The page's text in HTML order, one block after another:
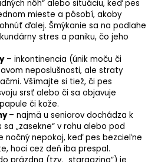
nôh“ alebo situáciu, keď pes
mieste a pôsobí, akoby
ďalej. Šmýkanie sa na podlahe
stres a paniku, čo jeho
– inkontinencia (únik moču či
neposlušnosti, ale straty
Všímajte si tiež, či pes
srsť alebo či sa objavuje
či kože.
– najmä u seniorov dochádza k
„zasekne“ v rohu alebo pod
nočný nepokoj, keď pes bezcieľne
hoci cez deň iba prespal.